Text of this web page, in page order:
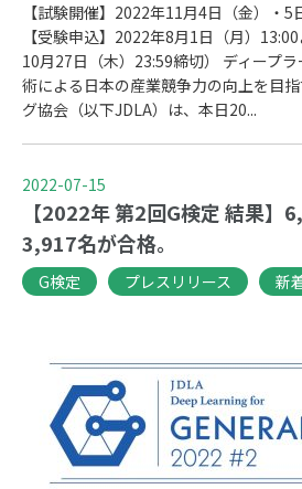
【試験開催】2022年11月4日（金）・
【受験申込】2022年8月1日（月）
10月27日（木）23:59締切） ディープ
術による日本の産業競争力の向上を目
グ協会（以下JDLA）は、本日20...
2022-07-15
【2022年 第2回G検定 結果】
3,917名が合格。
G検定 プレスリリース 新